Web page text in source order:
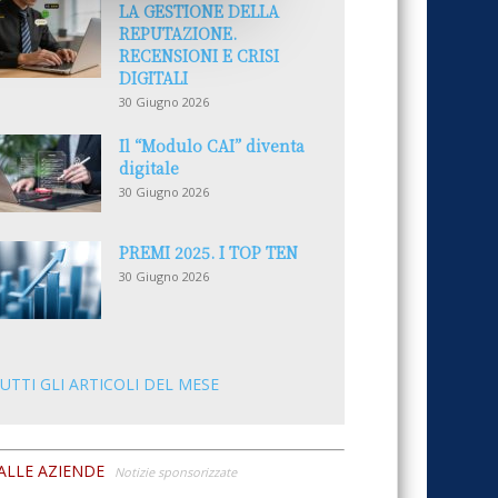
LA GESTIONE DELLA
REPUTAZIONE.
RECENSIONI E CRISI
DIGITALI
30 Giugno 2026
Il “Modulo CAI” diventa
digitale
30 Giugno 2026
PREMI 2025. I TOP TEN
30 Giugno 2026
GLI ARTICOLI DEL MESE
AZIENDE Notizie sponsorizzate